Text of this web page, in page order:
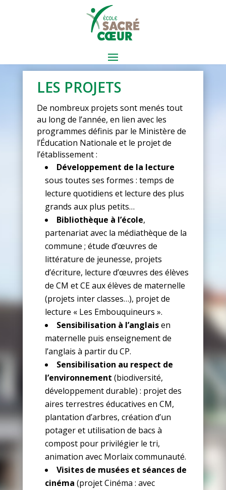
LES PROJETS
De nombreux projets sont menés tout
au long de l’année, en lien avec les
programmes définis par le Ministère de
l’Éducation Nationale et le projet de
l’établissement :
Développement de la lecture
sous toutes ses formes :temps de
lecture quotidiens et lecture des plus
grands aux plus petits…
Bibliothèque à l’école,
partenariat avec la médiathèque de la
commune ; étude d’œuvres de
littérature de jeunesse, projets
d’écriture, lecture d’œuvres des élèves
de CM et CE aux élèves de maternelle
(projets inter classes…), projet de
lecture « Les Embouquineurs ».
Sensibilisation à l’anglaisen
maternelle puis enseignement de
l’anglais à partir du CP.
Sensibilisation au respect de
l’environnement (biodiversité,
développement durable) : projet des
aires terrestres éducatives en CM,
plantation d’arbres, création d’un
potager et utilisation de bacs à
compost pour privilégier le tri,
animation avec Morlaix communauté.
Visites de musées et séances de
cinéma (projet Cinéma : avec